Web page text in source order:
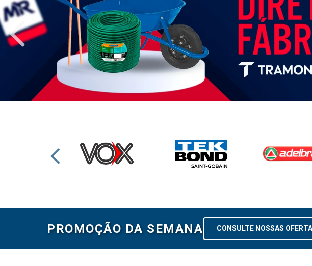
PROMOÇÃO DA SEMANA CONSULTE NOSSAS